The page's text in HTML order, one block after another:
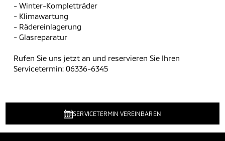
- Winter-Kompletträder
- Klimawartung
- Rädereinlagerung
- Glasreparatur
Rufen Sie uns jetzt an und reservieren Sie Ihren
Servicetermin: 06336-6345
SERVICETERMIN VEREINBAREN